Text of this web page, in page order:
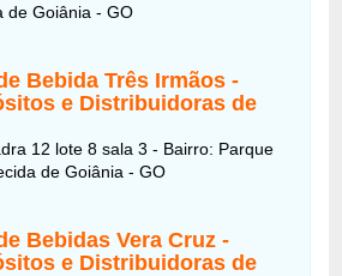
de Goiânia - GO
Bebida Três Irmãos -
e Distribuidoras de
12 lote 8 sala 3 - Bairro: Parque
de Goiânia - GO
Bebidas Vera Cruz -
e Distribuidoras de